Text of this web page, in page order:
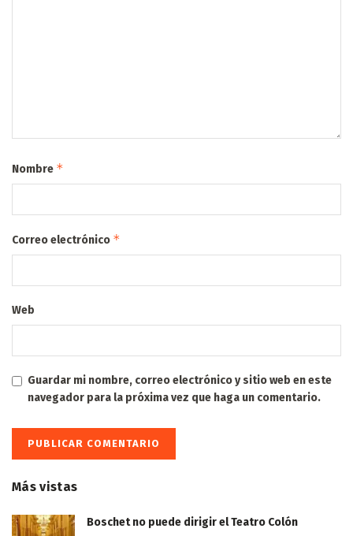
Nombre *
Correo electrónico *
Web
Guardar mi nombre, correo electrónico y sitio web en este
navegador para la próxima vez que haga un comentario.
Más vistas
Boschet no puede dirigir el Teatro Colón